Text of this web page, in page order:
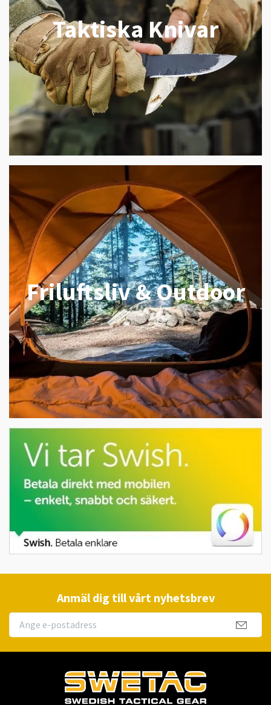
Taktiska Knivar
Friluftsliv & Outdoor
Anmäl dig till vårt nyhetsbrev